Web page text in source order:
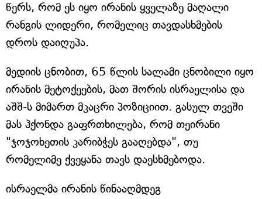
წერს, რომ ეს იყო ირანის ყველაზე მაღალი
რანგის ლიდერი, რომელიც თავდასხმების
დროს დაიღუპა.
მედიის ცნობით, 65 წლის სალამი ცნობილი იყო
ირანის მეტოქეების, მათ შორის ისრაელისა და
აშშ-ს მიმართ მკაცრი პოზიციით. გასულ თვეში
მას ჰქონდა გაფრთხილება, რომ თეირანი
"ჯოჯოხეთის კარიბჭეს გააღებდა", თუ
რომელიმე ქვეყანა თავს დაესხმებოდა.
ისრაელმა ირანის წინააღმდეგ